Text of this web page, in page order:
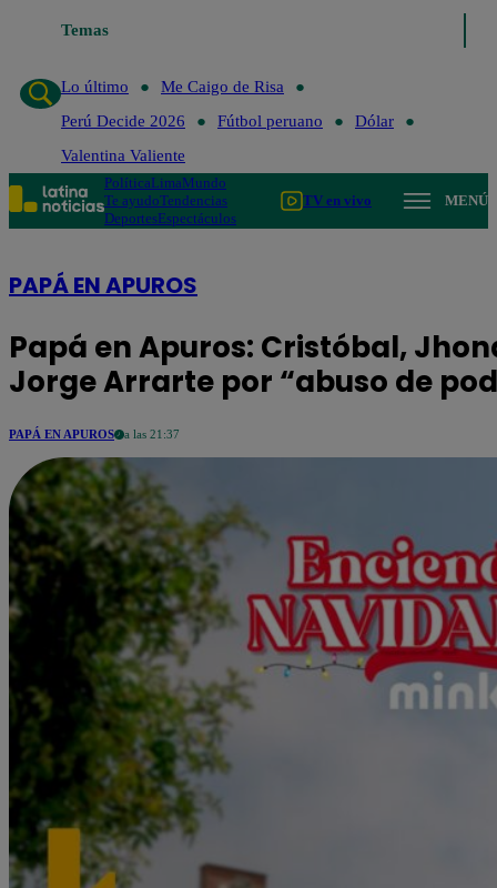
Temas
Lo último
Me Caigo de Risa
Perú Decide 2026
Fútbol peruano
Dólar
Valentina Valiente
PolíticaLimaMundo
Te ayudoTendencias
DeportesEspectáculos
TV en vivo MENÚ
PAPÁ EN APUROS
Papá en Apuros: Cristóbal,
Jorge Arrarte por “abuso de
PAPÁ EN APUROS a las 21:37